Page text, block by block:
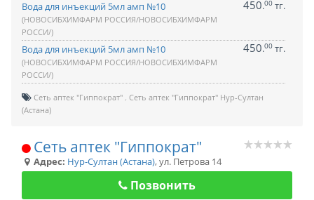
Вода для инъекций 5мл амп №10
(НОВОСИБХИМФАРМ РОССИЯ/НОВОСИБХИМФАРМ
РОССИ/)
450.00 тг.
Вода для инъекций 5мл амп №10
(НОВОСИБХИМФАРМ РОССИЯ/НОВОСИБХИМФАРМ
РОССИ/)
450.00 тг.
Сеть аптек "Гиппократ" Сеть аптек "Гиппократ" Нур-Султан
(Астана)
Сеть аптек "Гиппократ"
Адрес: Нур-Султан (Астана),ул. Петрова 14
Позвонить